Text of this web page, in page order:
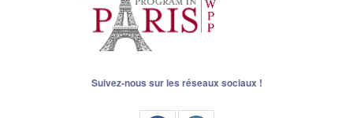
Suivez-nous sur les réseaux sociaux !